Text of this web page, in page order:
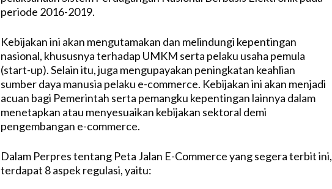
periode 2016-2019.
Kebijakan ini akan mengutamakan dan melindungi kepentingan
nasional, khususnya terhadap UMKM serta pelaku usaha pemula
(start-up). Selain itu, juga mengupayakan peningkatan keahlian
sumber daya manusia pelaku e-commerce. Kebijakan ini akan menjadi
acuan bagi Pemerintah serta pemangku kepentingan lainnya dalam
menetapkan atau menyesuaikan kebijakan sektoral demi
pengembangan e-commerce.
Dalam Perpres tentang Peta Jalan E-Commerce yang segera terbit ini,
terdapat 8 aspek regulasi, yaitu: